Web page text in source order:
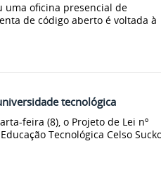
uma oficina presencial de
de código aberto é voltada à
tecnológica
feira (8), o Projeto de Lei nº
Tecnológica Celso